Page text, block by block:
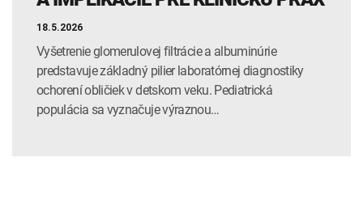
18.5.2026
Vyšetrenie glomerulovej filtrácie a albuminúrie
predstavuje základný pilier laboratórnej diagnostiky
ochorení obličiek v detskom veku. Pediatrická
populácia sa vyznačuje výraznou…